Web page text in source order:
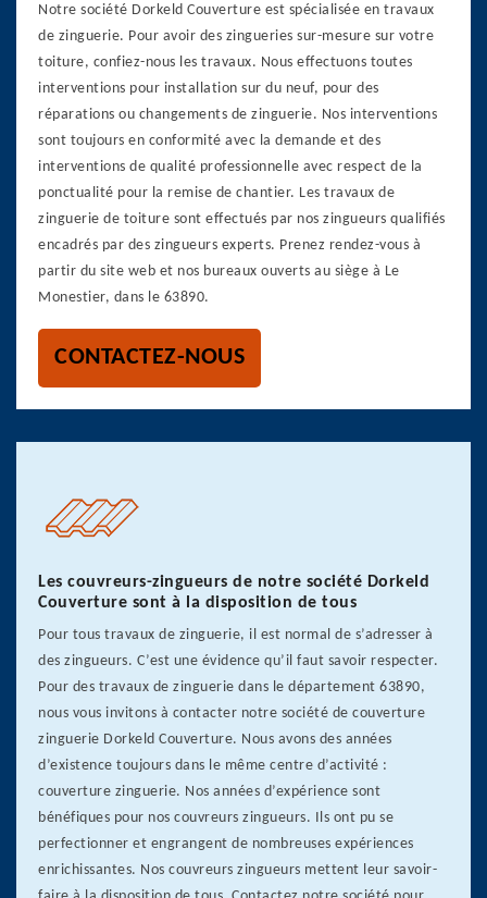
Notre société Dorkeld Couverture est spécialisée en travaux
de zinguerie. Pour avoir des zingueries sur-mesure sur votre
toiture, confiez-nous les travaux. Nous effectuons toutes
interventions pour installation sur du neuf, pour des
réparations ou changements de zinguerie. Nos interventions
sont toujours en conformité avec la demande et des
interventions de qualité professionnelle avec respect de la
ponctualité pour la remise de chantier. Les travaux de
zinguerie de toiture sont effectués par nos zingueurs qualifiés
encadrés par des zingueurs experts. Prenez rendez-vous à
partir du site web et nos bureaux ouverts au siège à Le
Monestier, dans le 63890.
CONTACTEZ-NOUS
Les couvreurs-zingueurs de notre société Dorkeld
Couverture sont à la disposition de tous
Pour tous travaux de zinguerie, il est normal de s’adresser à
des zingueurs. C’est une évidence qu’il faut savoir respecter.
Pour des travaux de zinguerie dans le département 63890,
nous vous invitons à contacter notre société de couverture
zinguerie Dorkeld Couverture. Nous avons des années
d’existence toujours dans le même centre d’activité :
couverture zinguerie. Nos années d’expérience sont
bénéfiques pour nos couvreurs zingueurs. Ils ont pu se
perfectionner et engrangent de nombreuses expériences
enrichissantes. Nos couvreurs zingueurs mettent leur savoir-